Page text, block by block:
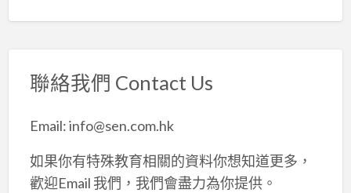
聯絡我們 Contact Us
Email: info@sen.com.hk
如果你有特殊教育相關的資料你想知道更多，
歡迎Email 我們，我們會盡力為你提供。